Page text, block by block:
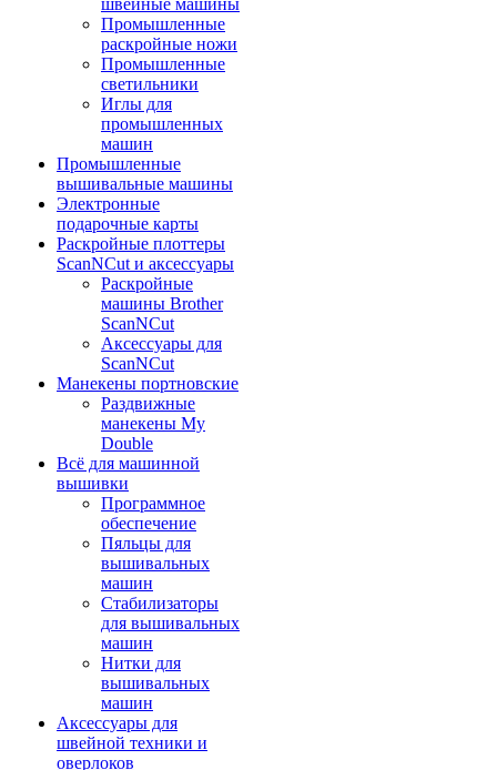
швейные машины
Промышленные
раскройные ножи
Промышленные
светильники
Иглы для
промышленных
машин
Промышленные
вышивальные машины
Электронные
подарочные карты
Раскройные плоттеры
ScanNCut и аксессуары
Раскройные
машины Brother
ScanNCut
Аксессуары для
ScanNCut
Манекены портновские
Раздвижные
манекены My
Double
Всё для машинной
вышивки
Программное
обеспечение
Пяльцы для
вышивальных
машин
Стабилизаторы
для вышивальных
машин
Нитки для
вышивальных
машин
Аксессуары для
швейной техники и
оверлоков